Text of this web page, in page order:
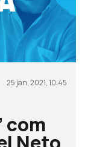
25 jan, 2021, 10:45
com